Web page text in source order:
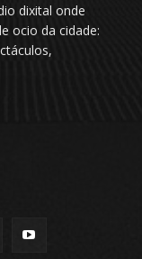
dixital onde
ocio da cidade: